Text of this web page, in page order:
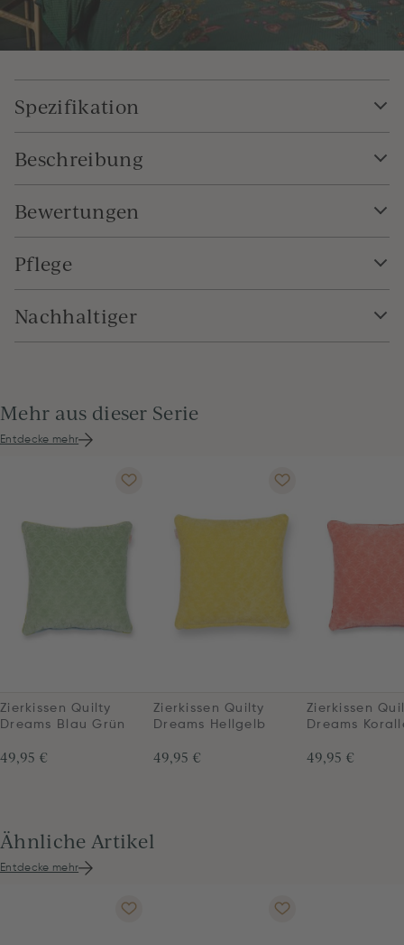
Spezifikation
Beschreibung
Bewertungen
Pflege
Nachhaltiger
Mehr aus dieser Serie
Entdecke mehr
Zierkissen Quilty
Dreams Blau Grün
49,95 €
Zierkissen Quilty
Dreams Hellgelb
49,95 €
Zierkissen
Dreams
49,95 €
Ähnliche Artikel
Entdecke mehr